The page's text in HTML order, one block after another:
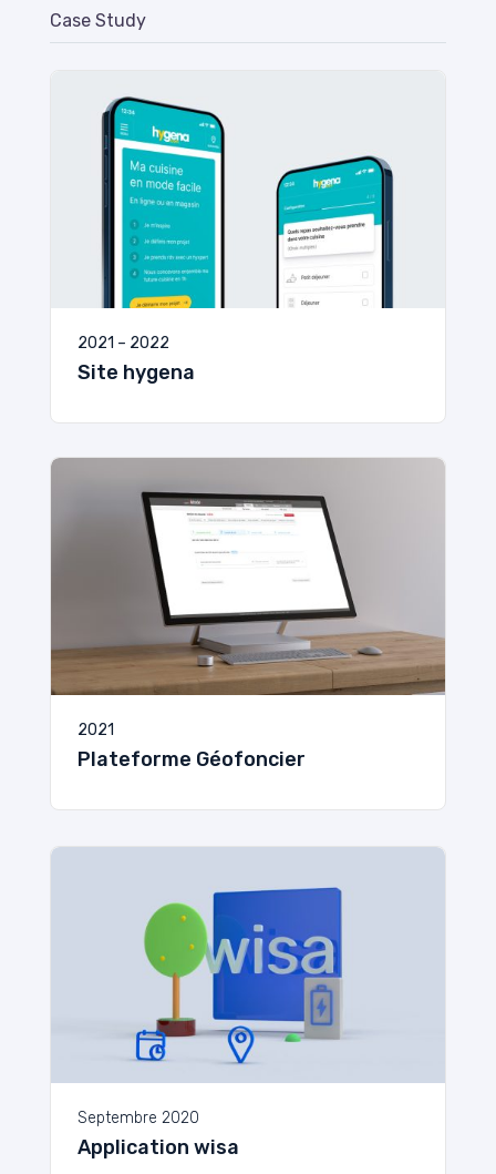
Case Study
2021 – 2022
Site hygena
2021
Plateforme Géofoncier
Septembre 2020
Application wisa